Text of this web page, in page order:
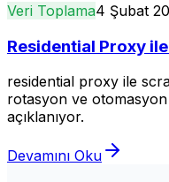
Veri Toplama4 Şubat
Residential Proxy
residential proxy ile
rotasyon ve otomasyon
açıklanıyor.
Devamını Oku